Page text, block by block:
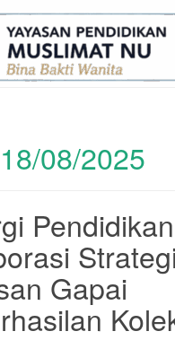
18/08/2025
Gapai